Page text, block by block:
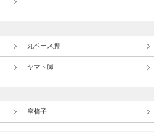
丸ベース脚
ヤマト脚
座椅子